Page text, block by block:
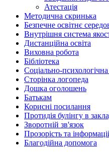
Атестація
Методична скринька
Безпечне освітнє
Внутрішня система
Дистанційна освіта
Виховна робота
Бібліотека
Соціально-
Сторінка логопеда
Дошка оголошень
Батькам
Корисні посилання
Протидія булінгу в
Зворотній зв'язок
Прозорість та
Благодійна допомога